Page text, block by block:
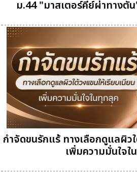
ม.44 "มาสเตอร์คีย์ผ่าทางตั
กำจัดขนรักแร้ ทางเลือกดูแลผิว
เพิ่มความมั่นใจใ